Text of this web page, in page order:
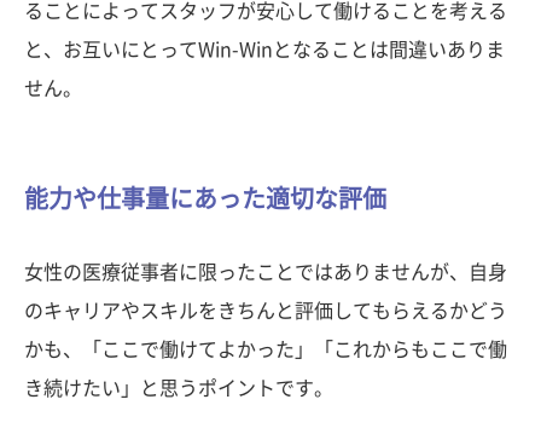
ることによってスタッフが安心して働けることを考える
と、お互いにとってWin-Winとなることは間違いありま
せん。
能力や仕事量にあった適切な評価
女性の医療従事者に限ったことではありませんが、自身
のキャリアやスキルをきちんと評価してもらえるかどう
かも、「ここで働けてよかった」「これからもここで働
き続けたい」と思うポイントです。